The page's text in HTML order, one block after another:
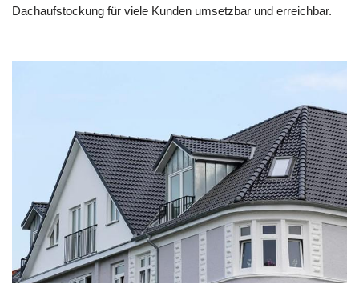
Dachaufstockung für viele Kunden umsetzbar und erreichbar.